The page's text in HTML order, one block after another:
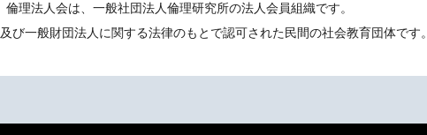
倫理法人会は、一般社団法人倫理研究所の法人会員組織です。
び一般財団法人に関する法律のもとで認可された⺠間の社会教育団体です。